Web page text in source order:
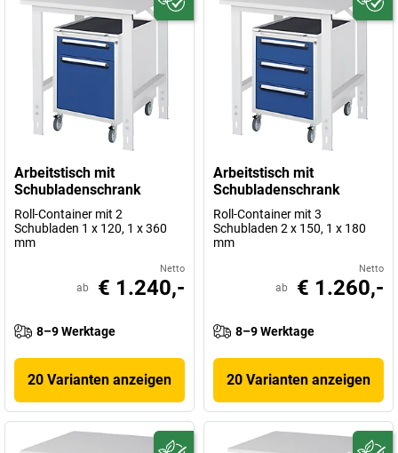
Arbeitstisch mit
Schubladenschrank
Roll-Container mit 2
Schubladen 1 x 120, 1 x 360
mm
Netto
ab € 1.240,-
8–9 Werktage
20 Varianten anzeigen
Arbeitstisch mit
Schubladenschrank
Roll-Container mit 3
Schubladen 2 x 150, 1 x 180
mm
Netto
ab € 1.260,-
8–9 Werktage
20 Varianten anzeigen